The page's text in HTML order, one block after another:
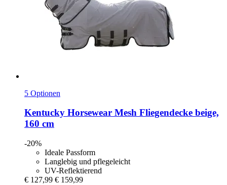
5 Optionen
Kentucky Horsewear Mesh Fliegendecke beige,
160 cm
-20%
Ideale Passform
Langlebig und pflegeleicht
UV-Reflektierend
€ 127,99 € 159,99